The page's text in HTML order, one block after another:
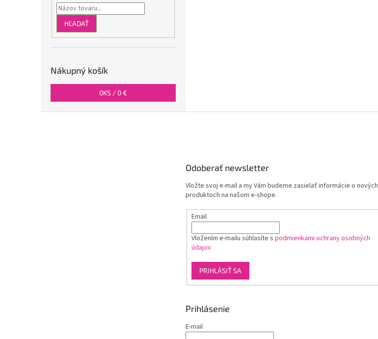
HĽADAŤ
Nákupný košík
0KS / 0 €
Odoberať newsletter
Vložte svoj e-mail a my Vám budeme zasielať informácie o nových
produktoch na našom e-shope.
Email
Vložením e-mailu súhlasíte s podmienkami ochrany osobných
údajov
PRIHLÁSIŤ SA
Prihlásenie
E-mail